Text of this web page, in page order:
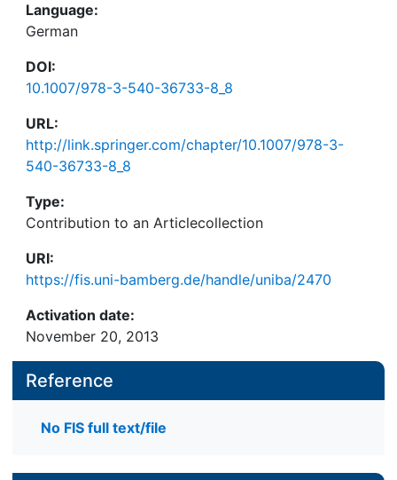
Language:
German
DOI:
10.1007/978-3-540-36733-8_8
URL:
http://link.springer.com/chapter/10.1007/978-3-
540-36733-8_8
Type:
Contribution to an Articlecollection
URI:
https://fis.uni-bamberg.de/handle/uniba/2470
Activation date:
November 20, 2013
Reference
No FIS full text/file